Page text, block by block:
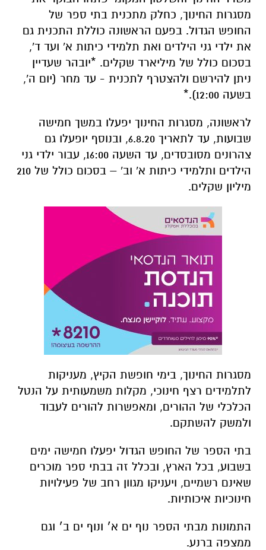
מסגרות החינוך, כחלק מתכנית בתי ספר של
החופש הגדול. בפעם הראשונה כוללת התכנית גם
את ילדי גני הילדים ואת תלמידי כיתות א' ועד ד',
בסכום כולל של מיליארד שקלים. *יובהר שעדיין
ניתן להירשם ולהצטרף לתכנית - עד מחר (יום ה',
בשעה 12:00).*
לראשונה, מסגרות החינוך יפעלו במשך חמישה
שבועות, עד לתאריך 6.8.20, ובנוסף יופעלו גם
צהרונים מסובסדים, עד השעה 16:00, עבור ילדי גני
הילדים ותלמידי כיתות א' וב' – בסכום כולל של 210
מיליון שקלים.
מסגרות החינוך, בימי חופשת הקיץ, מעניקות
לתלמידים רצף חינוכי, מקלות משמעותית על הנטל
הכלכלי של ההורים, ומאפשרות להורים לעבוד
ולמשק להשתקם.
בתי הספר של החופש הגדול יפעלו חמישה ימים
בשבוע, בכל הארץ, ובכלל זה בבתי ספר מוכרים
שאינם רשמיים, ויעניקו מגוון רחב של פעילויות
חינוכיות איכותיות.
התמונות מבתי הספר נוף ים א׳ ונוף ים ב׳ וגם
ממצפה ברנע.